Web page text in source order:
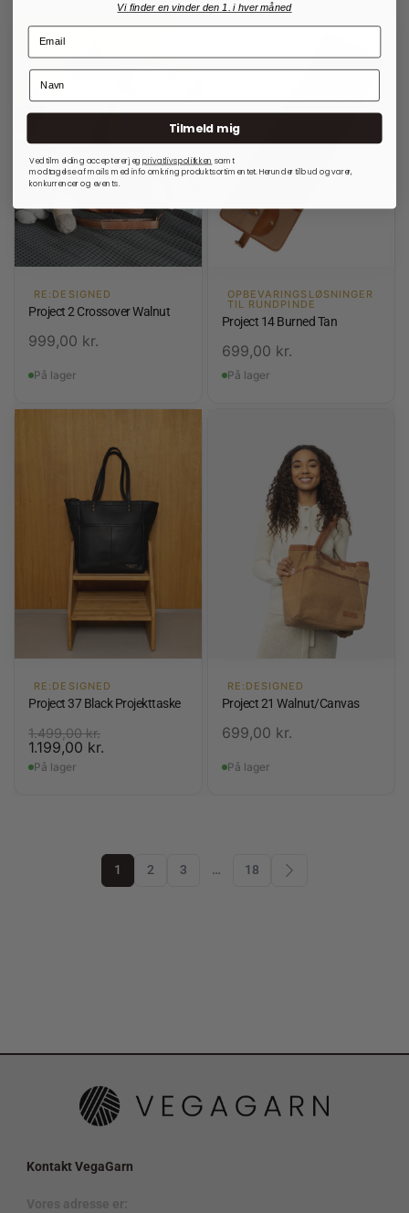
RE:DESIGNED
Project 2 Crossover Walnut
999,00 kr.
På lager
OPBEVARINGSLØSNINGER
TIL RUNDPINDE
Project 14 Burned Tan
699,00 kr.
På lager
RE:DESIGNED
Project 37 Black Projekttaske
1.499,00kr.
1.199,00 kr.
På lager
RE:DESIGNED
Project 21 Walnut/Canvas
699,00 kr.
På lager
1 2 3 … 18
Kontakt VegaGarn
Vores adresse er:
Vi finder en vinder den 1. i hver måned
Tilmeld mig
Ved tilmelding accepterer jegprivatlivspolitkken samt
modtagelse af mails med info omkring produktsortimentet. Herunder tilbud og varer,
konkurrencer og events.